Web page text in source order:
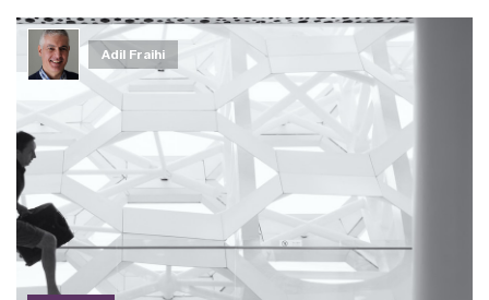
Adil Fraihi